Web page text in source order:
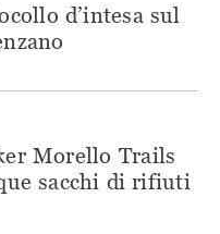
d’intesa sul
Morello Trails
sacchi di rifiuti